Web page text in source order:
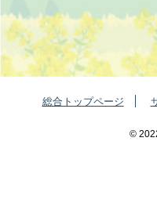
総合トップページ
©️